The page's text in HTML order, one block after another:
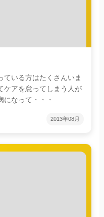
ている方はたくさんいま
ケアを怠ってしまう人が
なって・・・
2013年08月